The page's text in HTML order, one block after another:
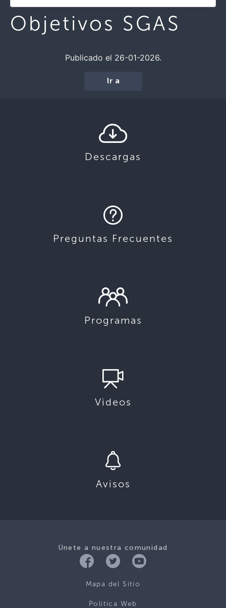
Objetivos SGAS
Publicado el 26-01-2026.
Ir a
Descargas
Preguntas Frecuentes
Programas
Videos
Avisos
Únete a nuestra comunidad
Mapa del Sitio
Politica Web